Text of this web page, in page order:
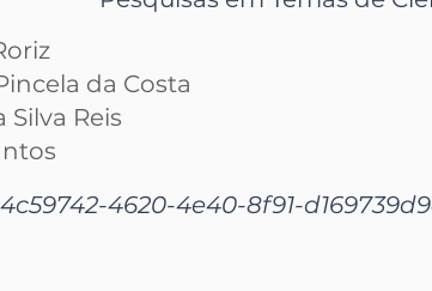
da Costa
Reis
4620-4e40-8f91-